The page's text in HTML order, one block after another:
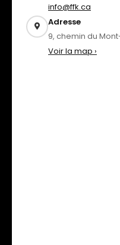
info@ffk.ca
Adresse
9, chemin du
Voir la map ›